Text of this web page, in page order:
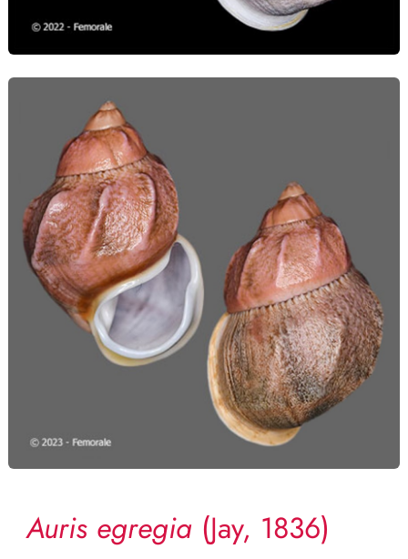
Auris egregia(Jay, 1836)